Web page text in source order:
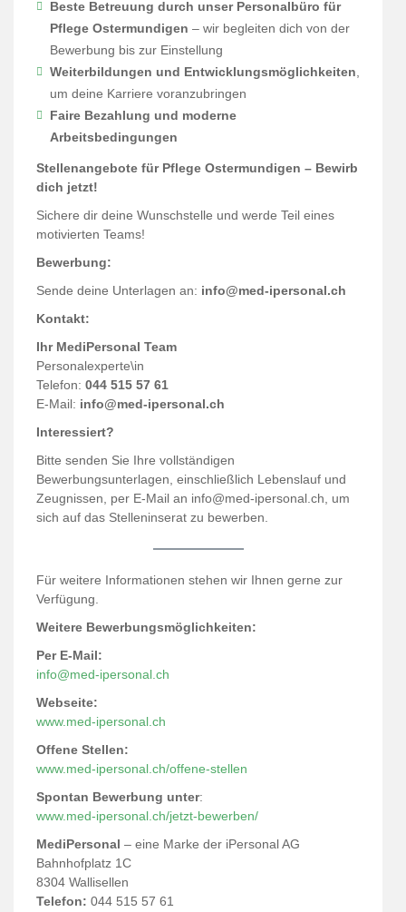
Beste Betreuung durch unser Personalbüro für
Pflege Ostermundigen – wir begleiten dich von der
Bewerbung bis zur Einstellung
Weiterbildungen und Entwicklungsmöglichkeiten
um deine Karriere voranzubringen
Faire Bezahlung und moderne
Arbeitsbedingungen
Stellenangebote für Pflege Ostermundigen – Bewirb
dich jetzt!
Sichere dir deine Wunschstelle und werde Teil eines
motivierten Teams!
Bewerbung:
Sende deine Unterlagen an: info@med-ipersonal.ch
Kontakt:
Ihr MediPersonal Team
Personalexperte\in
Telefon: 044 515 57 61
E-Mail: info@med-ipersonal.ch
Interessiert?
Bitte senden Sie Ihre vollständigen
Bewerbungsunterlagen, einschließlich Lebenslauf und
Zeugnissen, per E-Mail an info@med-ipersonal.ch, um
sich auf das Stelleninserat zu bewerben.
Für weitere Informationen stehen wir Ihnen gerne zur
Verfügung.
Weitere Bewerbungsmöglichkeiten:
Per E-Mail:
info@med-ipersonal.ch
Webseite:
www.med-ipersonal.ch
Offene Stellen:
www.med-ipersonal.ch/offene-stellen
Spontan Bewerbung unter:
www.med-ipersonal.ch/jetzt-bewerben/
MediPersonal – eine Marke der iPersonal AG
Bahnhofplatz 1C
8304 Wallisellen
Telefon: 044 515 57 61